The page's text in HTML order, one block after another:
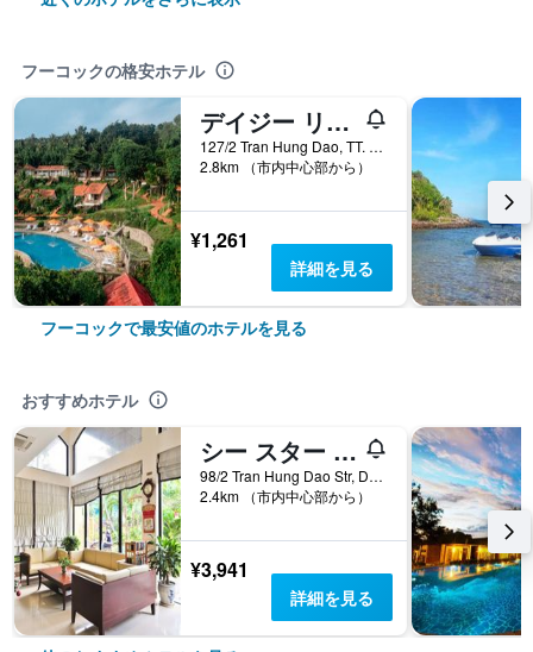
フーコックの格安ホテル
デイジー リゾート
127/2 Tran Hung Dao, TT. Duong Dong, フーコック, ベトナム
2.8km （市内中心部から）
¥1,261
詳細を見る
フーコックで最安値のホテルを見る
おすすめホテル
シー スター リゾート
98/2 Tran Hung Dao Str, Duong Dong, フーコック, ベトナム
2.4km （市内中心部から）
¥3,941
詳細を見る